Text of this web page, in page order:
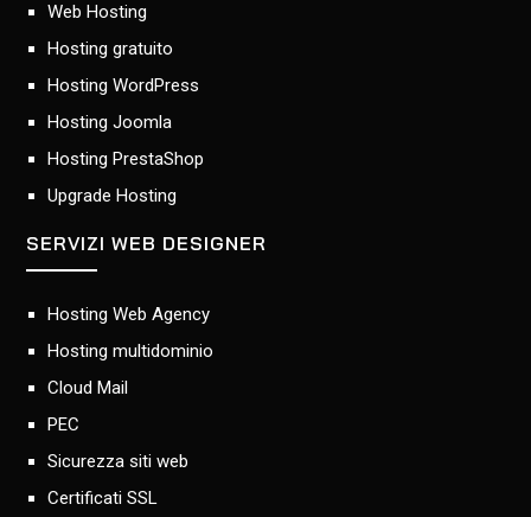
Web Hosting
Hosting gratuito
Hosting WordPress
Hosting Joomla
Hosting PrestaShop
Upgrade Hosting
SERVIZI WEB DESIGNER
Hosting Web Agency
Hosting multidominio
Cloud Mail
PEC
Sicurezza siti web
Certificati SSL